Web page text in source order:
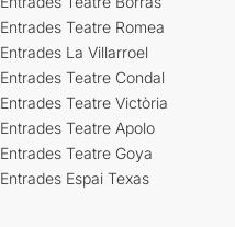
Entrades Teatre Romea
Entrades La Villarroel
Entrades Teatre Condal
Entrades Teatre Victòria
Entrades Teatre Apolo
Entrades Teatre Goya
Entrades Espai Texas